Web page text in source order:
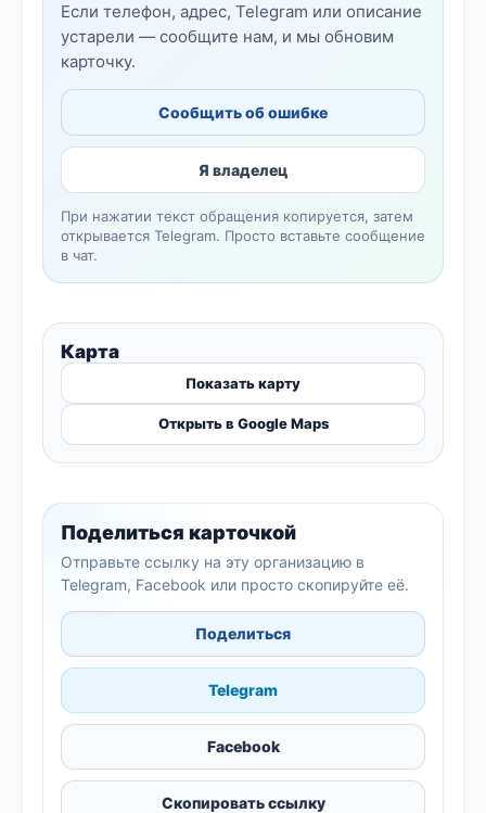
Если телефон, адрес, Telegram или описание
устарели — сообщите нам, и мы обновим
карточку.
Сообщить об ошибке
Я владелец
При нажатии текст обращения копируется, затем
открывается Telegram. Просто вставьте сообщение
в чат.
Карта
Показать карту
Открыть в Google Maps
Поделиться карточкой
Отправьте ссылку на эту организацию в
Telegram, Facebook или просто скопируйте её.
Поделиться
Telegram
Facebook
Скопировать ссылку